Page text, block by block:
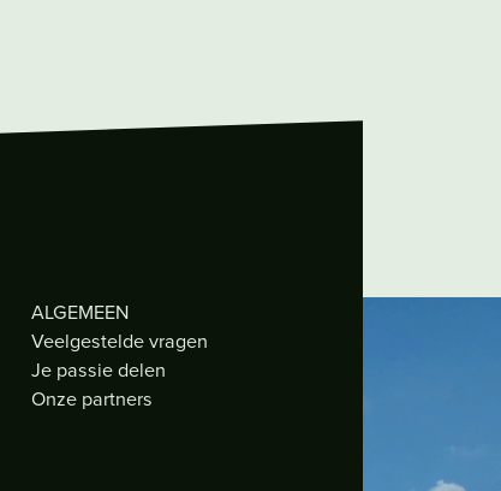
ALGEMEEN
Veelgestelde vragen
Je passie delen
Onze partners